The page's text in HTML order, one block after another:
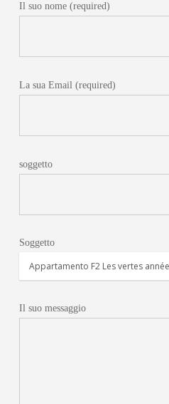
Il suo nome (required)
La sua Email (required)
soggetto
Soggetto
Il suo messaggio